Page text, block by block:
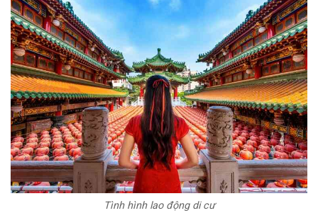
Tình hình lao động di cư